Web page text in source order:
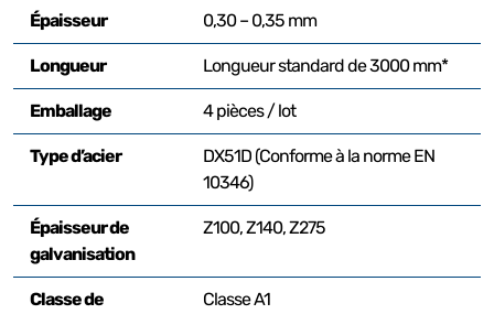
Épaisseur 0,30 – 0,35 mm
Longueur Longueur standard de 3000 mm*
Emballage 4 pièces / lot
Type d’acier
DX51D (Conforme à la norme EN
10346)
Épaisseur de
galvanisation
Z100, Z140, Z275
Classe de
Classe A1